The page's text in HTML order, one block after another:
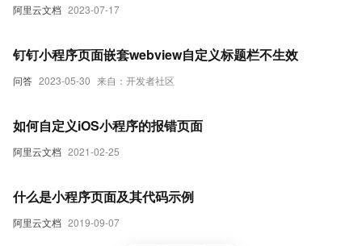
阿里云文档 2023-07-17
问答 2023-05-30 来自：开发者社区
钉钉小程序页面嵌套webview自定义标题栏不生效
阿里云文档 2021-02-25
如何自定义iOS小程序的报错页面
阿里云文档 2019-09-07
什么是小程序页面及其代码示例